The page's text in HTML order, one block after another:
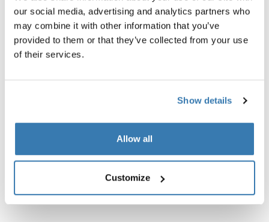
our social media, advertising and analytics partners who
may combine it with other information that you’ve
provided to them or that they’ve collected from your use
of their services.
Show details
Allow all
Customize
del portaequipaje negra
Toggle techspec
Especificaciones técnicas